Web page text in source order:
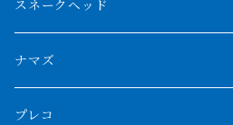
ブルレッド
その他アジアアロワナ
特殊個体
紅龍
シルバーアロワナ
ブラックアロワナ
ニューギニアダトニオ
ナイジェリア
ナイルビチャー
ナポレオンビチャー
バロ川
ビキールビキール
トゥルカナ湖
タンガニーカビチャー
その他淡水エイ
スネークヘッド
チャンナバルカ
大型スネークヘッド
ナマズ
プレコ